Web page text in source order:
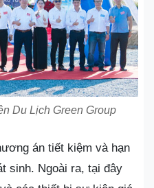
Du Lịch Green Group
án tiết kiệm và hạn
sinh. Ngoài ra, tại đây